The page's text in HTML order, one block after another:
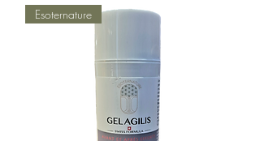
Esoternature